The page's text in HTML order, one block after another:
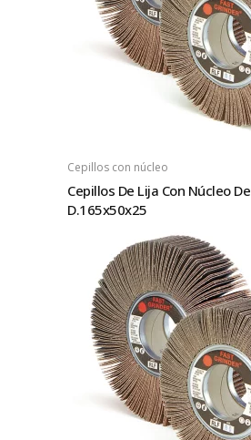
Cepillos con núcleo
Cepillos De Lija Con Núcleo De
D.165x50x25